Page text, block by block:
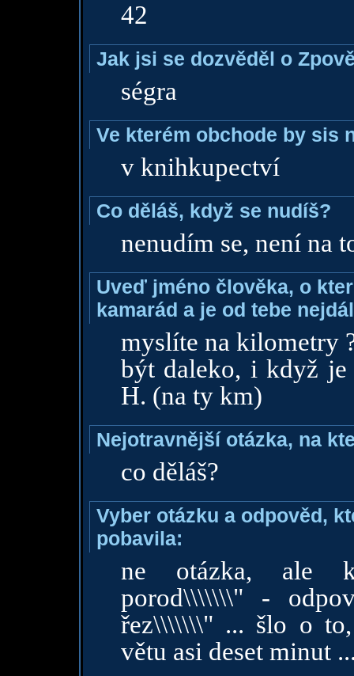
42
Jak jsi se dozvěděl o
ségra
Ve kterém obchode by sis
v knihkupectví
Co děláš, když se nudíš?
nenudím se, není na
Uveď jméno člověka, o
kamarád a je od tebe
myslíte na kilometry
být daleko, i když
H. (na ty km)
Nejotravnější otázka, na
co děláš?
Vyber otázku a odpověd,
pobavila:
ne otázka, ale
porod\\\\\\\" -
řez\\\\\\\" ... šlo o
větu asi deset minut